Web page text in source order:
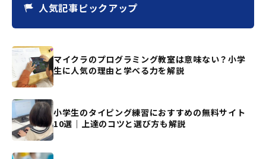
人気記事ピックアップ
マイクラのプログラミング教室は意味ない？小学
生に人気の理由と学べる力を解説
小学生のタイピング練習におすすめの無料サイト
10選｜上達のコツと選び方も解説